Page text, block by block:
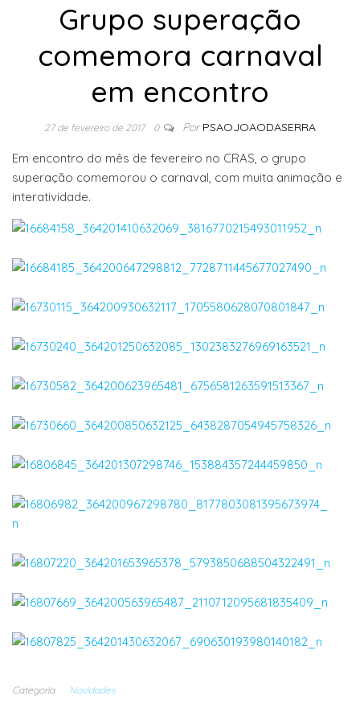
Grupo superação
comemora carnaval
em encontro
27 de fevereiro de 2017 0 Por PSAOJOAODASERRA
Em encontro do mês de fevereiro no CRAS, o grupo
superação comemorou o carnaval, com muita animação e
interatividade.
Categoria Novidades